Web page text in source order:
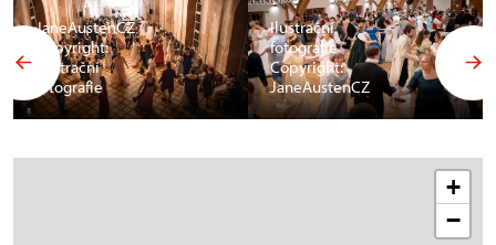
JaneAustenCZ
Copyright:
Ilustrační
fotografie
Ilustrační
fotografie
Copyright:
JaneAustenCZ
+
−